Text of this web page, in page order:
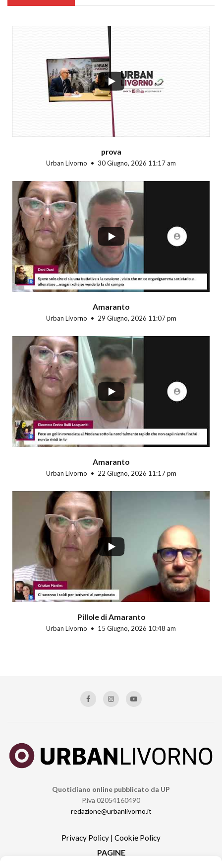
prova
Urban Livorno 30 Giugno, 2026 11:17 am
Amaranto
Urban Livorno 29 Giugno, 2026 11:07 pm
Amaranto
Urban Livorno 22 Giugno, 2026 11:17 pm
Pillole di Amaranto
Urban Livorno 15 Giugno, 2026 10:48 am
Quotidiano online pubblicato da UP
P.iva 02054160490
redazione@urbanlivorno.it
Privacy Policy | Cookie Policy
PAGINE